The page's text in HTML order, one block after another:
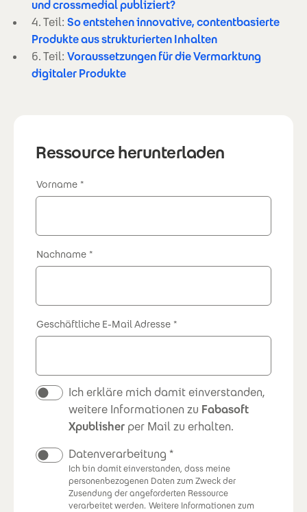
und crossmedial publiziert?
4. Teil: So entstehen innovative, contentbasierte
Produkte aus strukturierten Inhalten
6. Teil: Voraussetzungen für die Vermarktung
digitaler Produkte
Ressource herunterladen
Vorname
Nachname
Geschäftliche E-Mail Adresse
Newsletter
Ich erkläre mich damit einverstanden,
weitere Informationen zu Fabasoft
Xpublisher per Mail zu erhalten.
Datenverarbeitung
Ich bin damit einverstanden, dass meine
personenbezogenen Daten zum Zweck der
Zusendung der angeforderten Ressource
verarbeitet werden. Weitere Informationen zum